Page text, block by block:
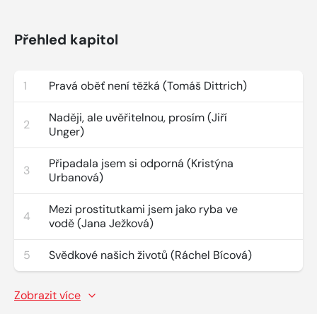
Přehled kapitol
1 Pravá oběť není těžká (Tomáš Dittrich)
2
Naději, ale uvěřitelnou, prosím (Jiří
Unger)
3
Připadala jsem si odporná (Kristýna
Urbanová)
4
Mezi prostitutkami jsem jako ryba ve
vodě (Jana Ježková)
5 Svědkové našich životů (Ráchel Bícová)
Zobrazit více